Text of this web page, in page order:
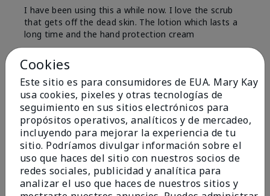
I have been using this a while now. I love the scrub
that gets off the dead skin. The lotion which lasts a
long time and the hand protection cream
Conclusión
Sí, recomendaría a un amigo
¿Le ha resultado útil esta
opinión?
15 0
Marcar esta opinión
Cookies
Este sitio es para consumidores de EUA. Mary Kay
usa cookies, pixeles y otras tecnologías de
seguimiento en sus sitios electrónicos para
propósitos operativos, analíticos y de mercadeo,
incluyendo para mejorar la experiencia de tu
sitio. Podríamos divulgar información sobre el
uso que haces del sitio con nuestros socios de
redes sociales, publicidad y analítica para
analizar el uso que haces de nuestros sitios y